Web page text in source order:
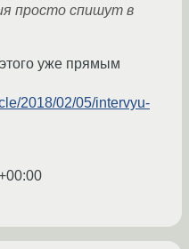
просто спишут в
уже прямым
2018/02/05/intervyu-